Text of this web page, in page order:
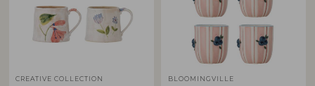
CREATIVE COLLECTION BLOOMINGVILLE